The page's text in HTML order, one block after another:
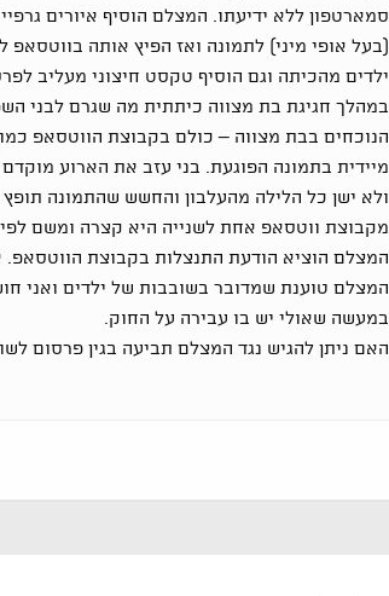
סמארטפון ללא ידיעתו. המצלם הוסיף איורים
ילדים מהכיתה וגם הוסיף טקסט חיצוני מעליב
במהלך חגיגת בת מצווה כיתתית מה שגרם לבני
הנוכחים בבת מצווה – כולם בקבוצת הווטסאפ
מיידית בתמונה הפוגעת. בני עזב את הארוע
ולא ישן כל הלילה מהעלבון והחשש שהתמונה
מקבוצת ווטסאפ אחת לשנייה היא קצרה ומשם
המצלם הוציא הודעת התנצלות בקבוצת הווטסאפ.
המצלם טוענת שמדובר בשובבות של ילדים ואני
במעשה שאולי יש בו עבירה על החוק.
האם ניתן להגיש נגד המצלם תביעה בגין פרסום